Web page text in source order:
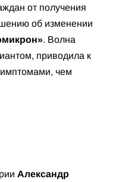
от получения
об изменении
. Волна
приводила к
чем
Александр